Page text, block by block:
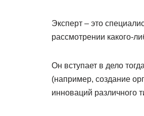
Эксперт – это
рассмотрении какого-
Он вступает в дело
(например, создание
инноваций различного